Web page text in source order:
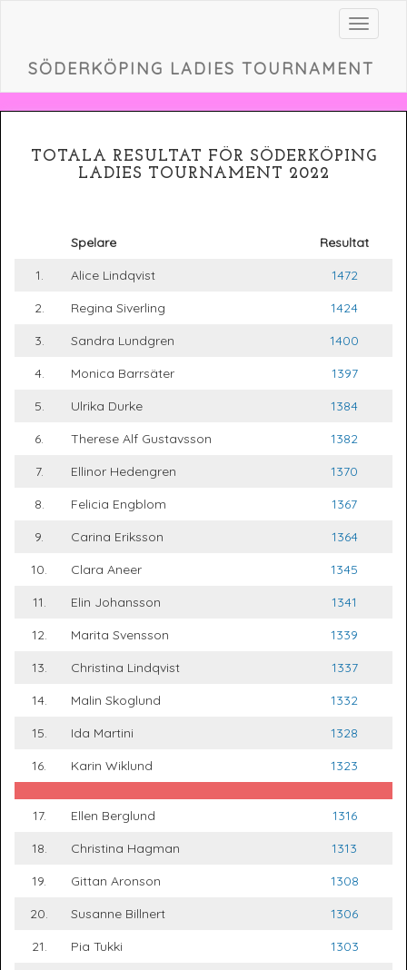
Toggle
SÖDERKÖPING LADIES TOURNAMENT
TOTALA RESULTAT FÖR SÖDERKÖPING
LADIES TOURNAMENT 2022
Spelare
Resultat
1.
Alice Lindqvist
1472
2.
Regina Siverling
1424
3.
Sandra Lundgren
1400
4.
Monica Barrsäter
1397
5.
Ulrika Durke
1384
6.
Therese Alf Gustavsson
1382
7.
Ellinor Hedengren
1370
8.
Felicia Engblom
1367
9.
Carina Eriksson
1364
10.
Clara Aneer
1345
11.
Elin Johansson
1341
12.
Marita Svensson
1339
13.
Christina Lindqvist
1337
14.
Malin Skoglund
1332
15.
Ida Martini
1328
16.
Karin Wiklund 1323
17. Ellen Berglund
1316
18.
Christina Hagman
1313
19.
Gittan Aronson
1308
20.
Susanne Billnert
1306
21.
Pia Tukki
1303